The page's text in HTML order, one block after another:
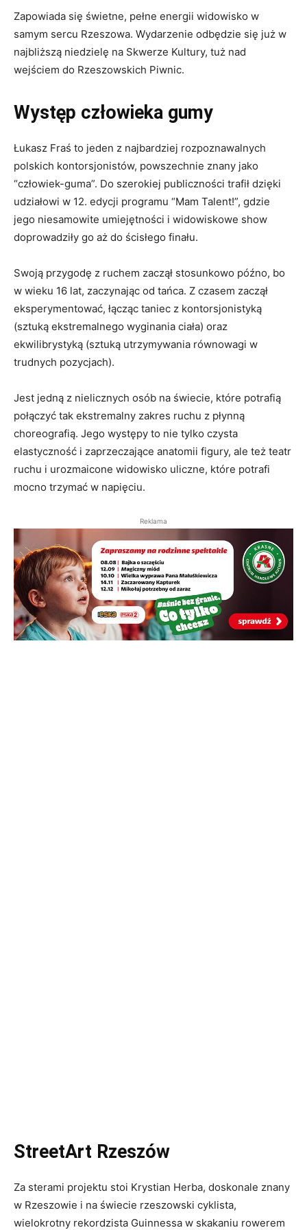
Zapowiada się świetne, pełne energii widowisko w
samym sercu Rzeszowa. Wydarzenie odbędzie się już w
najbliższą niedzielę na Skwerze Kultury, tuż nad
wejściem do Rzeszowskich Piwnic.
Występ człowieka gumy
Łukasz Fraś to jeden z najbardziej rozpoznawalnych
polskich kontorsjonistów, powszechnie znany jako
“człowiek-guma”. Do szerokiej publiczności trafił dzięki
udziałowi w 12. edycji programu “Mam Talent!”, gdzie
jego niesamowite umiejętności i widowiskowe show
doprowadziły go aż do ścisłego finału.
Swoją przygodę z ruchem zaczął stosunkowo późno, bo
w wieku 16 lat, zaczynając od tańca. Z czasem zaczął
eksperymentować, łącząc taniec z kontorsjonistyką
(sztuką ekstremalnego wyginania ciała) oraz
ekwilibrystyką (sztuką utrzymywania równowagi w
trudnych pozycjach).
Jest jedną z nielicznych osób na świecie, które potrafią
połączyć tak ekstremalny zakres ruchu z płynną
choreografią. Jego występy to nie tylko czysta
elastyczność i zaprzeczające anatomii figury, ale też teatr
ruchu i urozmaicone widowisko uliczne, które potrafi
mocno trzymać w napięciu.
Reklama
StreetArt Rzeszów
Za sterami projektu stoi Krystian Herba, doskonale znany
w Rzeszowie i na świecie rzeszowski cyklista,
wielokrotny rekordzista Guinnessa w skakaniu rowerem